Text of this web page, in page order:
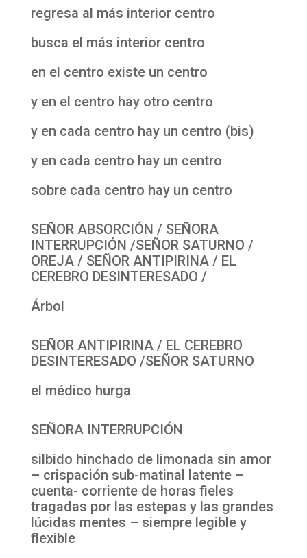
regresa al más interior centro
busca el más interior centro
en el centro existe un centro
y en el centro hay otro centro
y en cada centro hay un centro (bis)
y en cada centro hay un centro
sobre cada centro hay un centro
SEÑOR ABSORCIÓN / SEÑORA
INTERRUPCIÓN /SEÑOR SATURNO /
OREJA / SEÑOR ANTIPIRINA / EL
CEREBRO DESINTERESADO /
Árbol
SEÑOR ANTIPIRINA / EL CEREBRO
DESINTERESADO /SEÑOR SATURNO
el médico hurga
SEÑORA INTERRUPCIÓN
silbido hinchado de limonada sin amor
– crispación sub-matinal latente –
cuenta- corriente de horas fieles
tragadas por las estepas y las grandes
lúcidas mentes – siempre legible y
flexible